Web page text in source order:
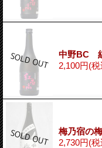
中野BC
2,100円(税
梅乃宿の
2,730円(税